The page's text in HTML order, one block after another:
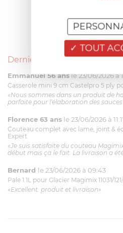
Derniers avis produits
Emmanuel 56 ansle 23/06/2026 à
Casserole mini 9 cm Castelpro 5 ply
«Nous sommes dans un produit de
parfaite pour l'élaboration des
Florence 63 ans le 23/06/2026 à
Couteau complet avec lame, joint &
Expert
«Je suis satisfaite du couteau
début mais ça le fait. La livraison a
Bernard le 23/06/2026 à 09:43
Pale 1.1L pour Glacier Magimix 11031/
«Excellent: produit et livraison»
TOUT